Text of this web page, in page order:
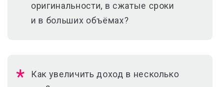
оригинальности, в сжатые сроки
и в больших объёмах?
Как увеличить доход в несколько